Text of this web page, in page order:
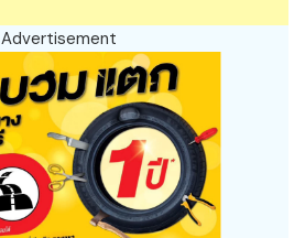
Advertisement